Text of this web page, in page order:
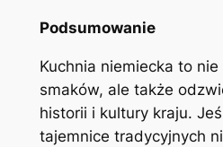
Podsumowanie
Kuchnia niemiecka to nie
smaków, ale także
historii i kultury kraju.
tajemnice tradycyjnych